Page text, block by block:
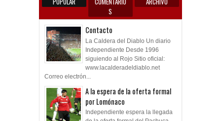
POPULAR
COMENTARIO
S
ARCHIVO
Contacto
La Caldera del Diablo Un diario
Independiente Desde 1996
siguiendo al Rojo Sitio oficial:
www.lacalderadeldiablo.net
Correo electrón...
A la espera de la oferta formal
por Lomónaco
Independiente espera la llegada